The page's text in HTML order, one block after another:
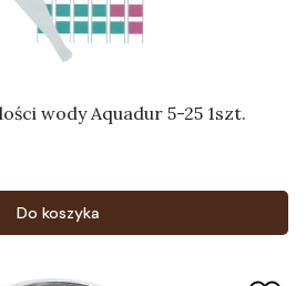
wody Aquadur 5-25 1szt.
Do koszyka